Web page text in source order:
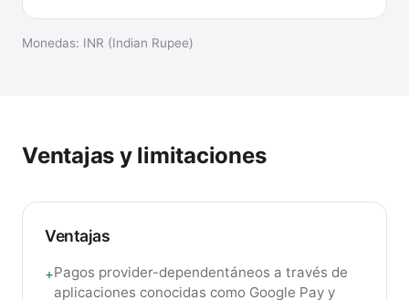
Monedas: INR (Indian Rupee)
Ventajas y limitaciones
Ventajas
+Pagos provider-dependentáneos a través de
aplicaciones conocidas como Google Pay y